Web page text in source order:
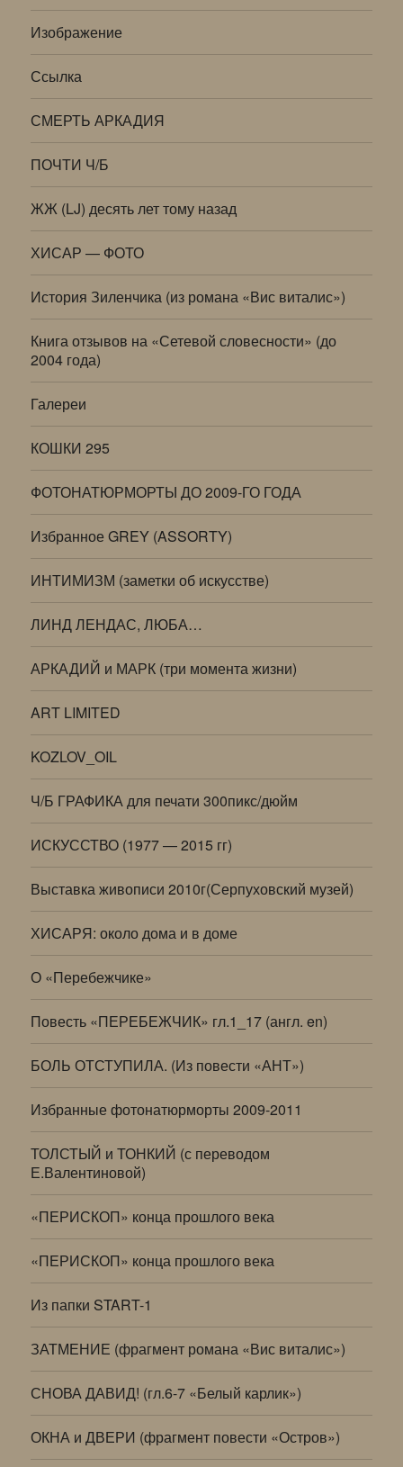
Изображение
Ссылка
СМЕРТЬ АРКАДИЯ
ПОЧТИ Ч/Б
ЖЖ (LJ) десять лет тому назад
ХИСАР — ФОТО
История Зиленчика (из романа «Вис виталис»)
Книга отзывов на «Сетевой словесности» (до
2004 года)
Галереи
КОШКИ 295
ФОТОНАТЮРМОРТЫ ДО 2009-ГО ГОДА
Избранное GREY (ASSORTY)
ИНТИМИЗМ (заметки об искусстве)
ЛИНД ЛЕНДАС, ЛЮБА…
АРКАДИЙ и МАРК (три момента жизни)
ART LIMITED
KOZLOV_OIL
Ч/Б ГРАФИКА для печати 300пикс/дюйм
ИСКУССТВО (1977 — 2015 гг)
Выставка живописи 2010г(Серпуховский музей)
ХИСАРЯ: около дома и в доме
О «Перебежчике»
Повесть «ПЕРЕБЕЖЧИК» гл.1_17 (англ. en)
БОЛЬ ОТСТУПИЛА. (Из повести «АНТ»)
Избранные фотонатюрморты 2009-2011
ТОЛСТЫЙ и ТОНКИЙ (с переводом
Е.Валентиновой)
«ПЕРИСКОП» конца прошлого века
«ПЕРИСКОП» конца прошлого века
Из папки START-1
ЗАТМЕНИЕ (фрагмент романа «Вис виталис»)
СНОВА ДАВИД! (гл.6-7 «Белый карлик»)
ОКНА и ДВЕРИ (фрагмент повести «Остров»)